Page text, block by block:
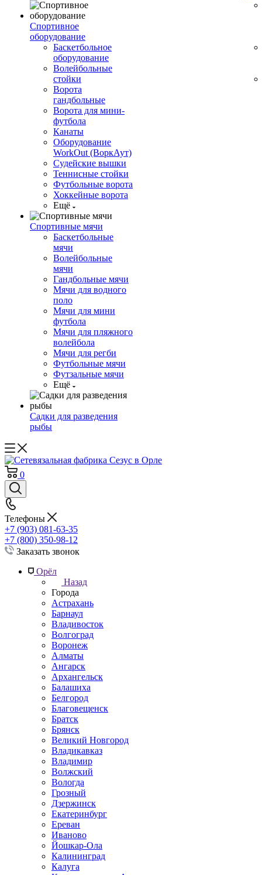
Спортивное
оборудование
Баскетбольное
оборудование
Волейбольные
стойки
Ворота
гандбольные
Ворота для мини-
футбола
Канаты
Оборудование
WorkOut (ВоркАут)
Судейские вышки
Теннисные стойки
Футбольные ворота
Хоккейные ворота
Ещё
Спортивные мячи
Баскетбольные
мячи
Волейбольные
мячи
Гандбольные мячи
Мячи для водного
поло
Мячи для мини
футбола
Мячи для пляжного
волейбола
Мячи для регби
Футбольные мячи
Футзальные мячи
Ещё
Садки для разведения
рыбы
0
Телефоны
+7 (903) 081-63-35
+7 (800) 350-98-12
Заказать звонок
Орёл
Назад
Города
Астрахань
Барнаул
Владивосток
Волгоград
Воронеж
Алматы
Ангарск
Архангельск
Балашиха
Белгород
Благовещенск
Братск
Брянск
Великий Новгород
Владикавказ
Владимир
Волжский
Вологда
Грозный
Дзержинск
Екатеринбург
Ереван
Иваново
Йошкар-Ола
Калининград
Калуга